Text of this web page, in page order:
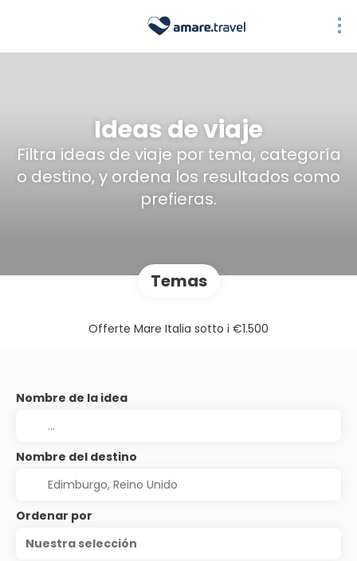
Ideas de viaje
Filtra ideas de viaje por tema, categoría
o destino, y ordena los resultados como
prefieras.
Temas
Offerte Mare Italia sotto i €1.500
Nombre de la idea
Nombre del destino
Ordenar por
Nuestra selección